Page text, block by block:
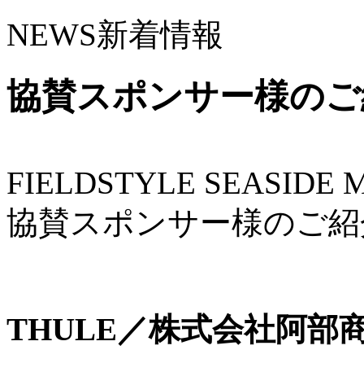
NEWS新着情報
協賛スポンサー様の
FIELDSTYLE SEASIDE
協賛スポンサー様のご
THULE／株式会社阿部